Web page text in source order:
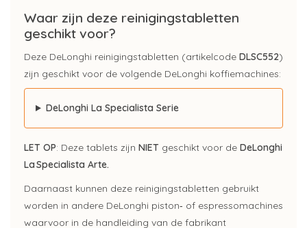
Waar zijn deze reinigingstabletten
geschikt voor?
Deze DeLonghi reinigingstabletten (artikelcode DLSC552)
zijn geschikt voor de volgende DeLonghi koffiemachines:
DeLonghi La Specialista Serie
LET OP: Deze tablets zijn NIET geschikt voor de DeLonghi
La Specialista Arte.
Daarnaast kunnen deze reinigingstabletten gebruikt
worden in andere DeLonghi piston‑ of espressomachines
waarvoor in de handleiding van de fabrikant